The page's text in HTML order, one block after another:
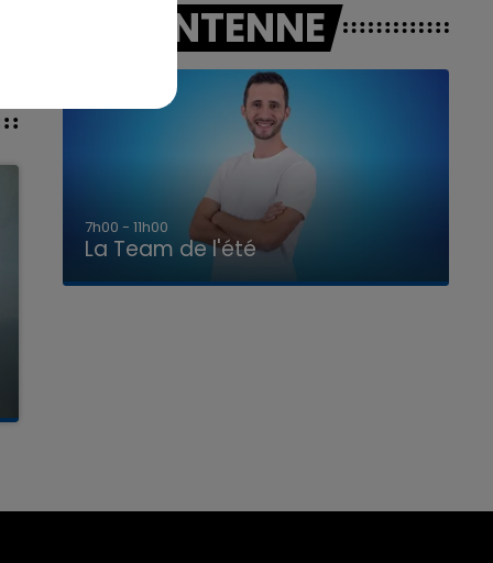
A L'ANTENNE
7h00 - 11h00
La Team de l'été